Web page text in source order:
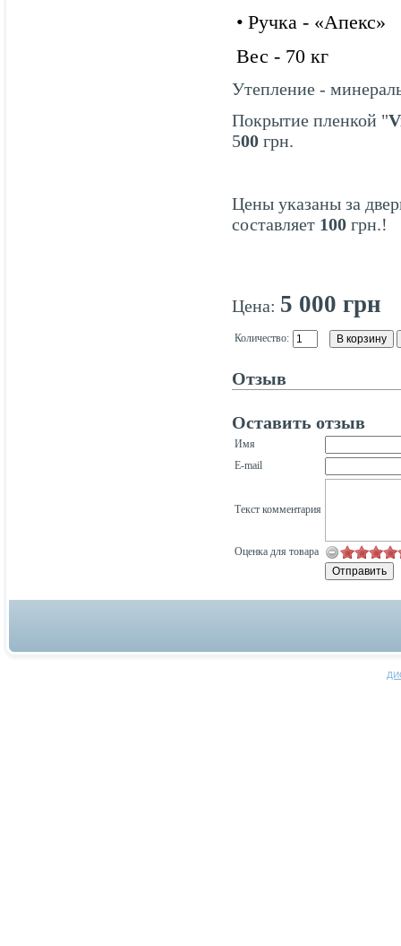
• Ручка - «Апекс»
Вес - 70 кг
Утепление -
Покрытие пленкой "
500 грн.
Цены указаны за
составляет 100 грн.!
Цена: 5 000 грн
Количество:
Отзыв
Оставить отзыв
Имя
E-mail
Текст комментария
Оценка для товара